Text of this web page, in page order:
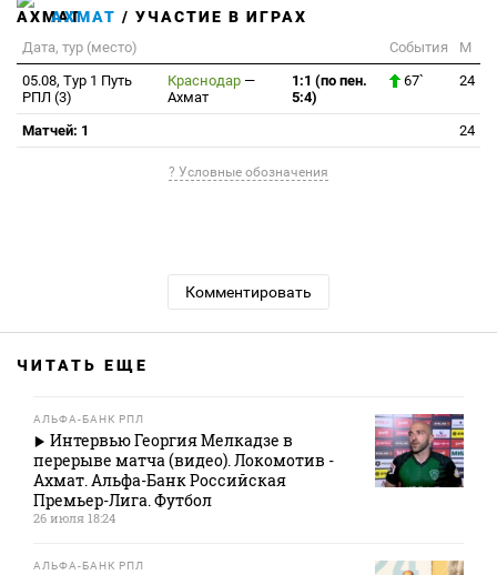
АХМАТ / УЧАСТИЕ В ИГРАХ
Дата, тур (место) События
М
05.08, Тур 1 Путь
РПЛ (3)
Краснодар —
Ахмат
1:1 (по пен.
5:4)
67` 24
Матчей: 1 24
? Условные обозначения
Комментировать
ЧИТАТЬ ЕЩЕ
АЛЬФА-БАНК РПЛ
Интервью Георгия Мелкадзе в
перерыве матча (видео). Локомотив -
Ахмат. Альфа-Банк Российская
Премьер-Лига. Футбол
26 июля 18:24
АЛЬФА-БАНК РПЛ